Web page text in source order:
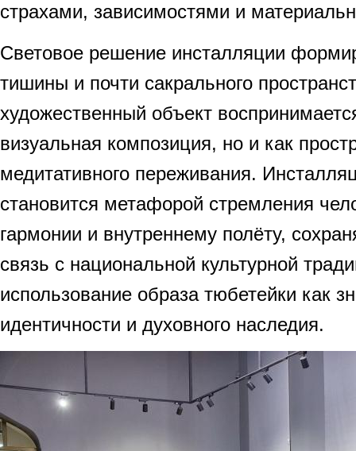
страхами, зависимостями и
Световое решение инсталляции
тишины и почти сакрального
художественный объект
визуальная композиция, но и как
медитативного переживания.
становится метафорой стремления
гармонии и внутреннему полёту,
связь с национальной культурной
использование образа тюбетейки как
идентичности и духовного наследия.